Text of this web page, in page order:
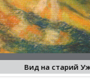
Вид на старий